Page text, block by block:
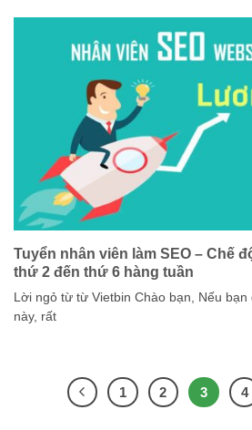
Tuyển nhân viên làm SEO – Chế
thứ 2 đến thứ 6 hàng tuần
Lời ngỏ từ từ Vietbin Chào bạn, Nếu
này, rất
1 2 3 4